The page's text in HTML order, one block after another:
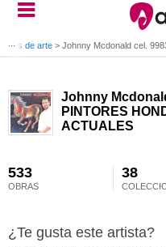
de arte > Johnny Mcdonald cel.
Johnny
PINTORES
ACTUALES
533
OBRAS
38
¿Te gusta este artista?